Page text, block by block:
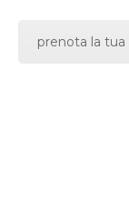
prenota la tua